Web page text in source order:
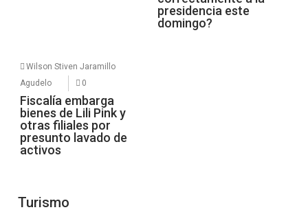
presidencia este
domingo?
Wilson Stiven Jaramillo
Agudelo
0
Fiscalía embarga
bienes de Lili Pink y
otras filiales por
presunto lavado de
activos
Turismo